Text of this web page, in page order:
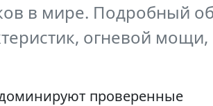
в мире. Подробный
огневой мощи,
проверенные